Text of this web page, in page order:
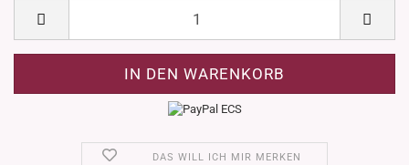
DAS WILL ICH MIR MERKEN